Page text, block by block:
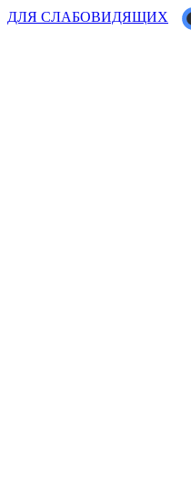
ДЛЯ СЛАБОВИДЯЩИХ